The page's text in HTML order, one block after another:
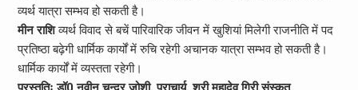
व्यर्थ यात्रा सम्भव हो सकती है।
मीन राशिव्यर्थ विवाद से बचें पारिवारिक जीवन में खुशियां मिलेगी राजनीति में पद
प्रतिष्ठा बढ़ेगी धार्मिक कार्यों में रुचि रहेगी अचानक यात्रा सम्भव हो सकती है।
धार्मिक कार्यों में व्यस्तता रहेगी।